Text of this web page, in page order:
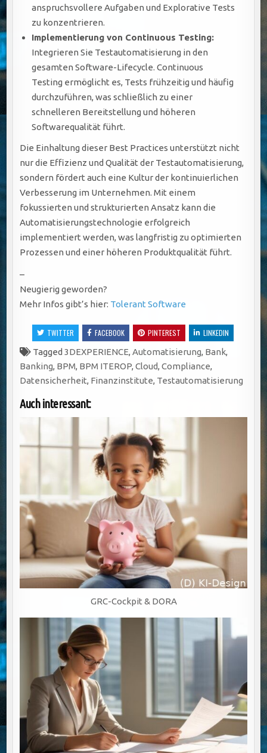
anspruchsvollere Aufgaben und Explorative Tests
zu konzentrieren.
Implementierung von Continuous Testing:
Integrieren Sie Testautomatisierung in den
gesamten Software-Lifecycle. Continuous
Testing ermöglicht es, Tests frühzeitig und häufig
durchzuführen, was schließlich zu einer
schnelleren Bereitstellung und höheren
Softwarequalität führt.
Die Einhaltung dieser Best Practices unterstützt nicht
nur die Effizienz und Qualität der Testautomatisierung,
sondern fördert auch eine Kultur der kontinuierlichen
Verbesserung im Unternehmen. Mit einem
fokussierten und strukturierten Ansatz kann die
Automatisierungstechnologie erfolgreich
implementiert werden, was langfristig zu optimierten
Prozessen und einer höheren Produktqualität führt.
–
Neugierig geworden?
Mehr Infos gibt’s hier: Tolerant Software
TWITTER FACEBOOK PINTEREST
LINKEDIN
Tagged3DEXPERIENCE,Automatisierung, Bank,
Banking, BPM, BPM ITEROP,Cloud,Compliance,
Datensicherheit, Finanzinstitute, Testautomatisierung
Auch interessant:
GRC-Cockpit & DORA